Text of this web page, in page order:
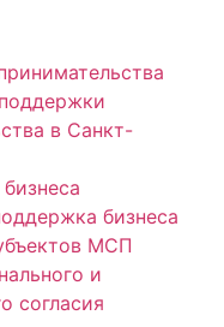
в Санкт-
бизнеса
МСП
и
согласия